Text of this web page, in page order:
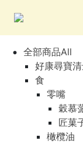
全部商品All
好康尋寶
食
零嘴
穀慕
匠菓
橄欖油